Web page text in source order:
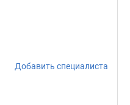
Добавить специалиста